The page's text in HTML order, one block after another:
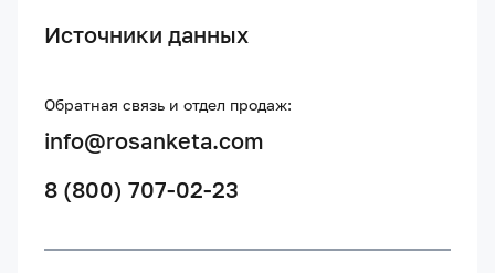
Источники данных
Обратная связь и отдел продаж:
info@rosanketa.com
8 (800) 707-02-23